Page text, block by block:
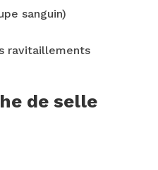
sanguin)
ravitaillements
de selle